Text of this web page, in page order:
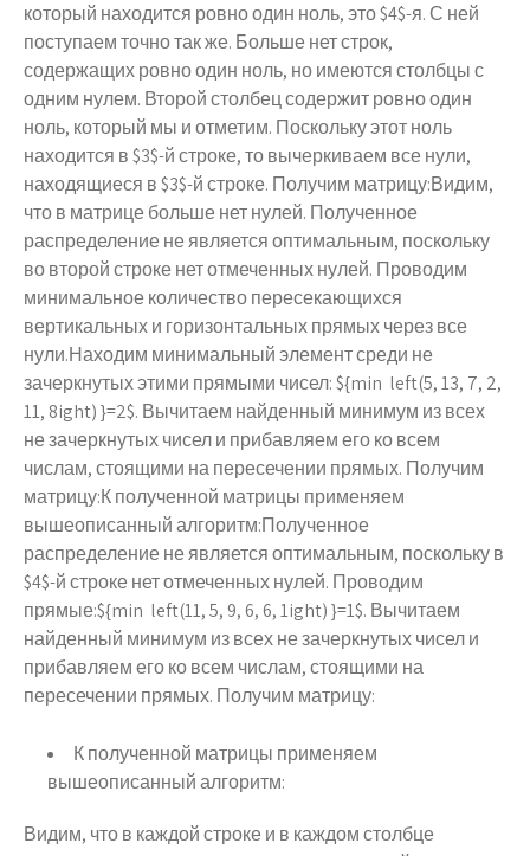
который находится ровно один ноль, это $4$-я. С ней
поступаем точно так же. Больше нет строк,
содержащих ровно один ноль, но имеются столбцы с
одним нулем. Второй столбец содержит ровно один
ноль, который мы и отметим. Поскольку этот ноль
находится в $3$-й строке, то вычеркиваем все нули,
находящиеся в $3$-й строке. Получим матрицу:Видим,
что в матрице больше нет нулей. Полученное
распределение не является оптимальным, поскольку
во второй строке нет отмеченных нулей. Проводим
минимальное количество пересекающихся
вертикальных и горизонтальных прямых через все
нули.Находим минимальный элемент среди не
зачеркнутых этими прямыми чисел: ${min left(5, 13, 7, 2,
11, 8ight) }=2$. Вычитаем найденный минимум из всех
не зачеркнутых чисел и прибавляем его ко всем
числам, стоящими на пересечении прямых. Получим
матрицу:К полученной матрицы применяем
вышеописанный алгоритм:Полученное
распределение не является оптимальным, поскольку в
$4$-й строке нет отмеченных нулей. Проводим
прямые:${min left(11, 5, 9, 6, 6, 1ight) }=1$. Вычитаем
найденный минимум из всех не зачеркнутых чисел и
прибавляем его ко всем числам, стоящими на
пересечении прямых. Получим матрицу:
К полученной матрицы применяем
вышеописанный алгоритм:
Видим, что в каждой строке и в каждом столбце